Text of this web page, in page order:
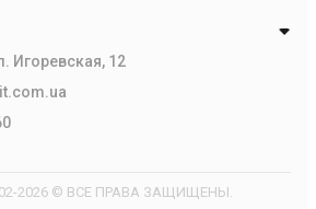
Игоревская, 12
2026 © ВСЕ ПРАВА ЗАЩИЩЕНЫ.